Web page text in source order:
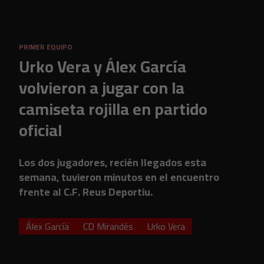
PRIMER EQUIPO
Urko Vera y Álex García
volvieron a jugar con la
camiseta rojilla en partido
oficial
Los dos jugadores, recién llegados esta
semana, tuvieron minutos en el encuentro
frente al C.F. Reus Deportiu.
Álex García CD Mirandés Urko Vera